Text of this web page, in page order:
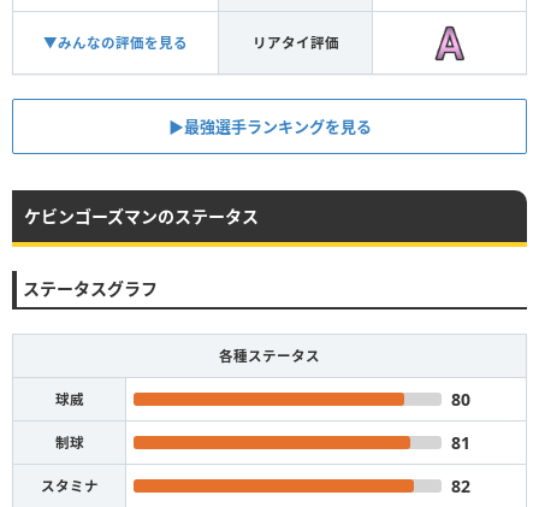
▼みんなの評価を見る リアタイ評価
▶︎最強選手ランキングを見る
ケビンゴーズマンのステータス
ステータスグラフ
各種ステータス
球威 80
制球 81
スタミナ 82